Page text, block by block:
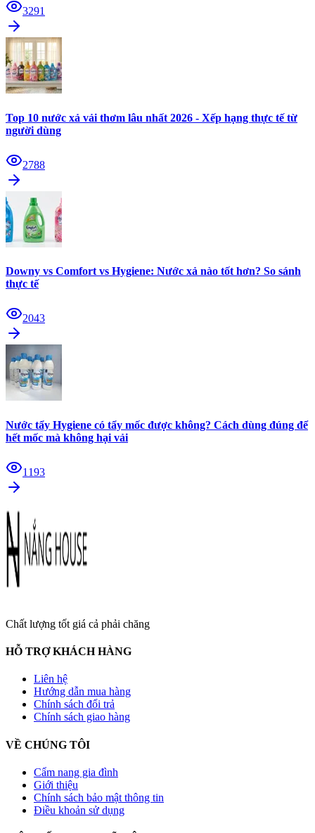
3291
Top 10 nước xả vải thơm lâu nhất 2026 - Xếp hạng thực tế từ
người dùng
2788
Downy vs Comfort vs Hygiene: Nước xả nào tốt hơn? So sánh
thực tế
2043
Nước tẩy Hygiene có tẩy mốc được không? Cách dùng đúng để
hết mốc mà không hại vải
1193
Chất lượng tốt giá cả phải chăng
HỖ TRỢ KHÁCH HÀNG
Liên hệ
Hướng dẫn mua hàng
Chính sách đổi trả
Chính sách giao hàng
VỀ CHÚNG TÔI
Cẩm nang gia đình
Giới thiệu
Chính sách bảo mật thông tin
Điều khoản sử dụng